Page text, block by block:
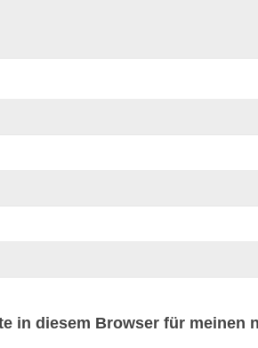
in diesem Browser für meinen